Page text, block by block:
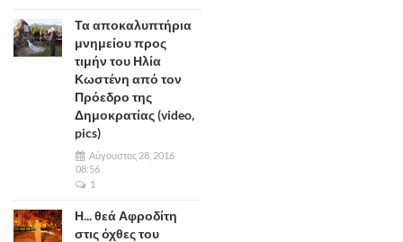
Τα αποκαλυπτήρια
μνημείου προς
τιμήν του Ηλία
Κωστένη από τον
Πρόεδρο της
Δημοκρατίας (video,
pics)
Αύγουστος 28, 2016
08:56
1
Η... θεά Αφροδίτη
στις όχθες του